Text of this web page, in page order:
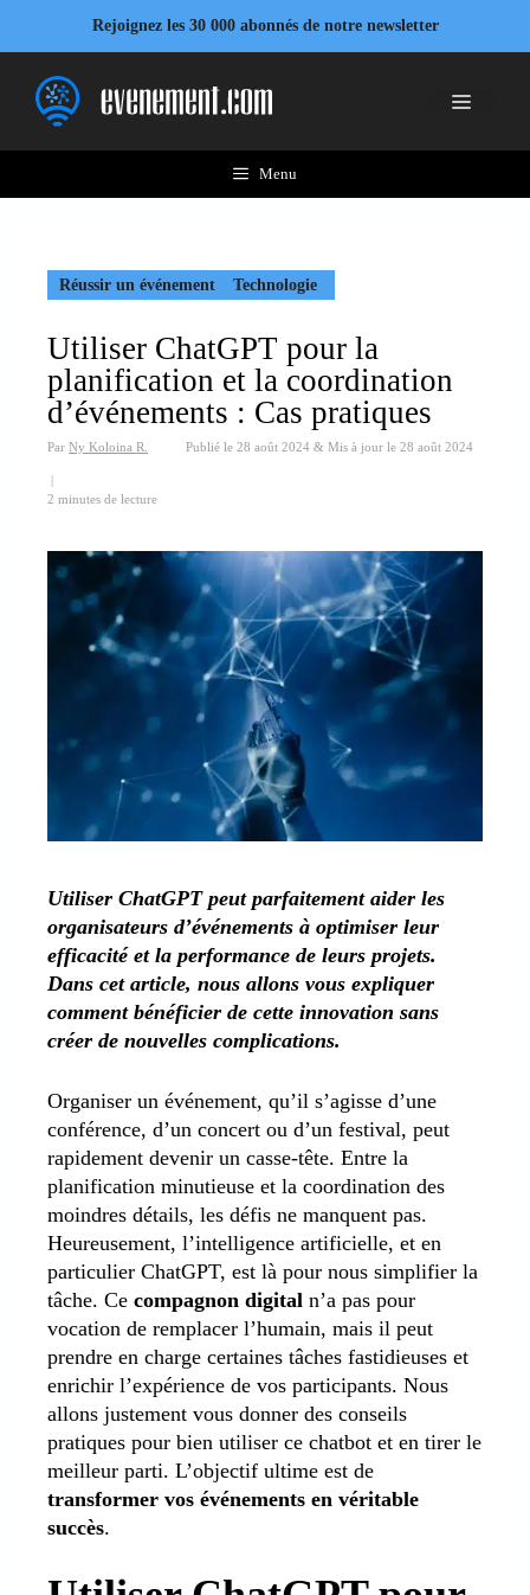
contenu
Rejoignez les 30 000 abonnés de notre newsletter
Menu
Menu
Réussir un événement Technologie
Utiliser ChatGPT pour la
planification et la coordination
d’événements : Cas pratiques
Par Ny Koloina R. Publié le 28 août 2024 & Mis à jour le 28 août 2024
|
2 minutes de lecture
Utiliser ChatGPT peut parfaitement aider les
organisateurs d’événements à optimiser leur
efficacité et la performance de leurs projets.
Dans cet article, nous allons vous expliquer
comment bénéficier de cette innovation sans
créer de nouvelles complications.
Organiser un événement, qu’il s’agisse d’une
conférence, d’un concert ou d’un festival, peut
rapidement devenir un casse-tête. Entre la
planification minutieuse et la coordination des
moindres détails, les défis ne manquent pas.
Heureusement, l’intelligence artificielle, et en
particulier ChatGPT, est là pour nous simplifier la
tâche. Ce compagnon digital n’a pas pour
vocation de remplacer l’humain, mais il peut
prendre en charge certaines tâches fastidieuses et
enrichir l’expérience de vos participants. Nous
allons justement vous donner des conseils
pratiques pour bien utiliser ce chatbot et en tirer le
meilleur parti. L’objectif ultime est de
transformer vos événements en véritable
succès.